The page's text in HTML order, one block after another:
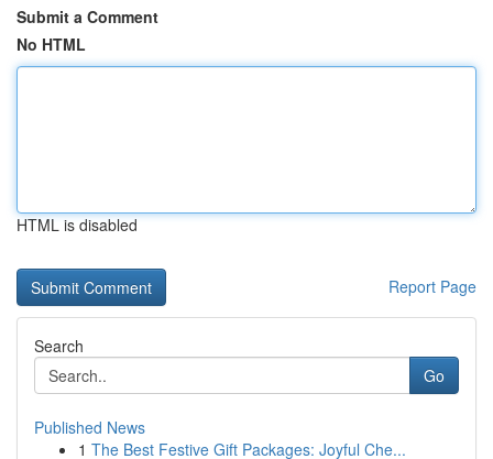
Submit a Comment
No HTML
HTML is disabled
Report Page
Search
Go
Published News
1 The Best Festive Gift Packages: Joyful Che...